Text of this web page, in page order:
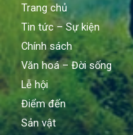
Trang chủ
Tin tức – Sự kiện
Chính sách
Văn hoá – Đời sống
Lễ hội
Điểm đến
Sản vật